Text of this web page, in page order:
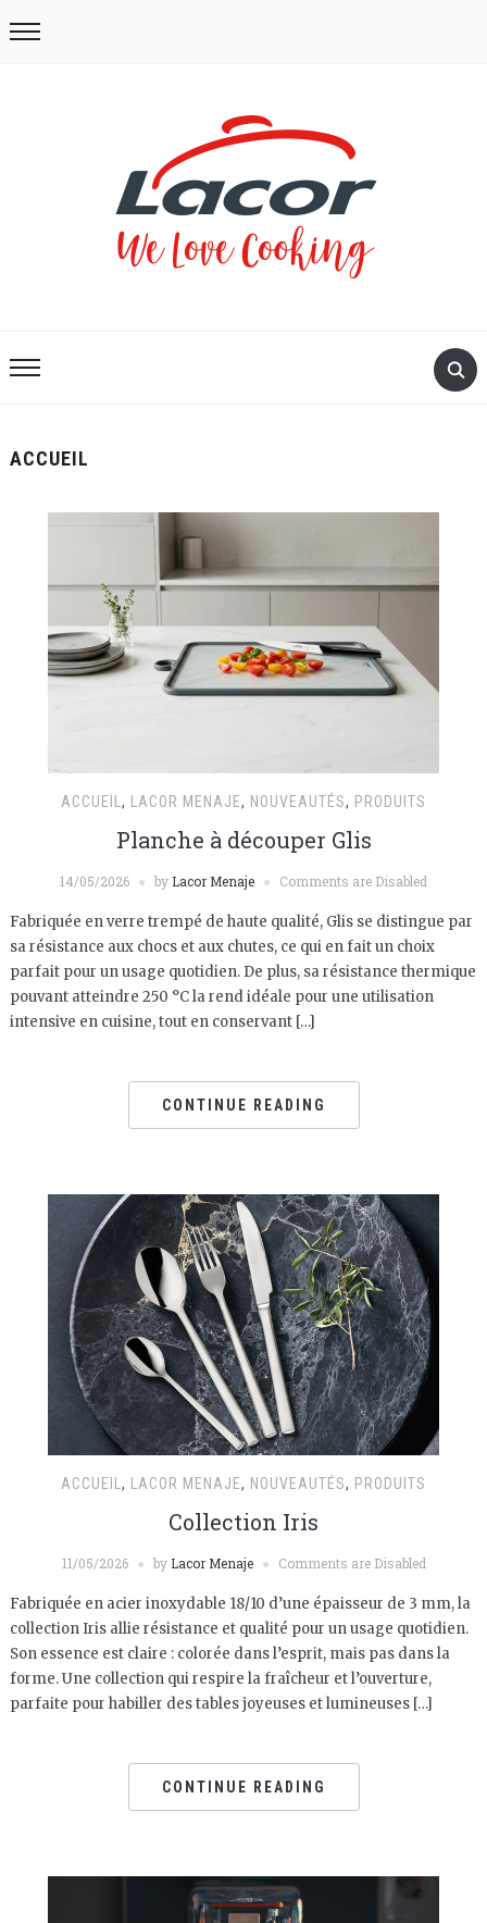
ACCUEIL
ACCUEIL , LACOR MENAJE, NOUVEAUTÉS, PRODUITS
Planche à découper Glis
14/05/2026 by Lacor Menaje Comments are Disabled
Fabriquée en verre trempé de haute qualité, Glis se distingue par
sa résistance aux chocs et aux chutes, ce qui en fait un choix
parfait pour un usage quotidien. De plus, sa résistance thermique
pouvant atteindre 250 °C la rend idéale pour une utilisation
intensive en cuisine, tout en conservant […]
CONTINUE READING
ACCUEIL , LACOR MENAJE, NOUVEAUTÉS, PRODUITS
Collection Iris
11/05/2026 by Lacor Menaje Comments are Disabled
Fabriquée en acier inoxydable 18/10 d’une épaisseur de 3 mm, la
collection Iris allie résistance et qualité pour un usage quotidien.
Son essence est claire : colorée dans l’esprit, mais pas dans la
forme. Une collection qui respire la fraîcheur et l’ouverture,
parfaite pour habiller des tables joyeuses et lumineuses […]
CONTINUE READING